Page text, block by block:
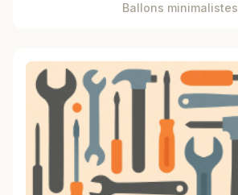
Ballons minimalistes